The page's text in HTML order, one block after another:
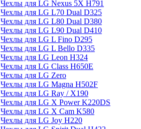
Чехлы для LG Nexus 5X H791
Чехлы для LG L70 Dual D325
Чехлы для LG L80 Dual D380
Чехлы для LG L90 Dual D410
Чехлы для LG L Fino D295
Чехлы для LG L Bello D335
Чехлы для LG Leon H324
Чехлы для LG Class H650E
Чехлы для LG Zero
Чехлы для LG Magna H502F
Чехлы для LG Ray / X190
Чехлы для LG X Power K220DS
Чехлы для LG X Cam K580
Чехлы для LG Joy H220